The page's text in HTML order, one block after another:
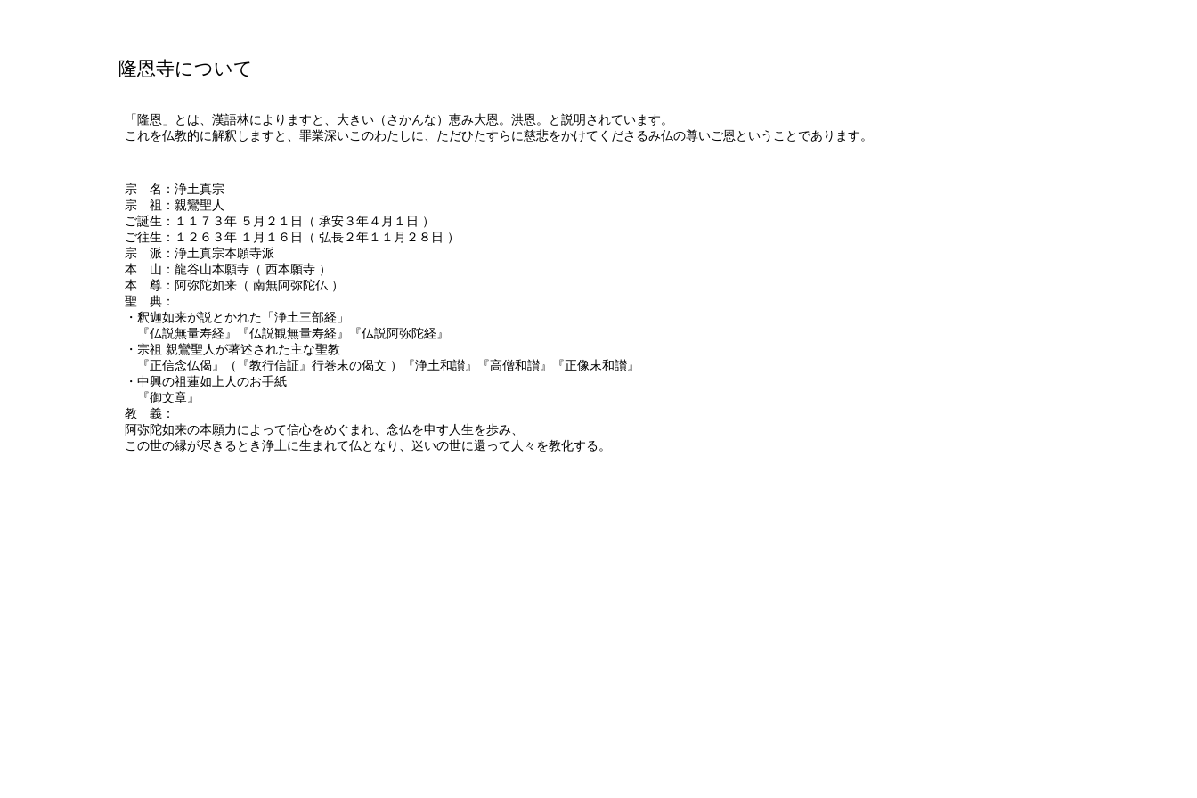
隆恩寺について
「隆恩」とは、漢語林によりますと、大きい（さかんな）恵み大恩。洪恩。と説明されています。
これを仏教的に解釈しますと、罪業深いこのわたしに、ただひたすらに慈悲をかけてくださるみ仏の尊いご恩ということであります。
宗 名：浄土真宗
宗 祖：親鸞聖人
ご誕生：１１７３年 ５月２１日（ 承安３年４月１日 ）
ご往生：１２６３年 １月１６日（ 弘長２年１１月２８日 ）
宗 派：浄土真宗本願寺派
本 山：龍谷山本願寺（ 西本願寺 ）
本 尊：阿弥陀如来（ 南無阿弥陀仏 ）
聖 典：
・釈迦如来が説とかれた「浄土三部経」
『仏説無量寿経』『仏説観無量寿経』『仏説阿弥陀経』
・宗祖 親鸞聖人が著述された主な聖教
『正信念仏偈』（『教行信証』行巻末の偈文 ）『浄土和讃』『高僧和讃』『正像末和讃』
・中興の祖蓮如上人のお手紙
『御文章』
教 義：
阿弥陀如来の本願力によって信心をめぐまれ、念仏を申す人生を歩み、
この世の縁が尽きるとき浄土に生まれて仏となり、迷いの世に還って人々を教化する。